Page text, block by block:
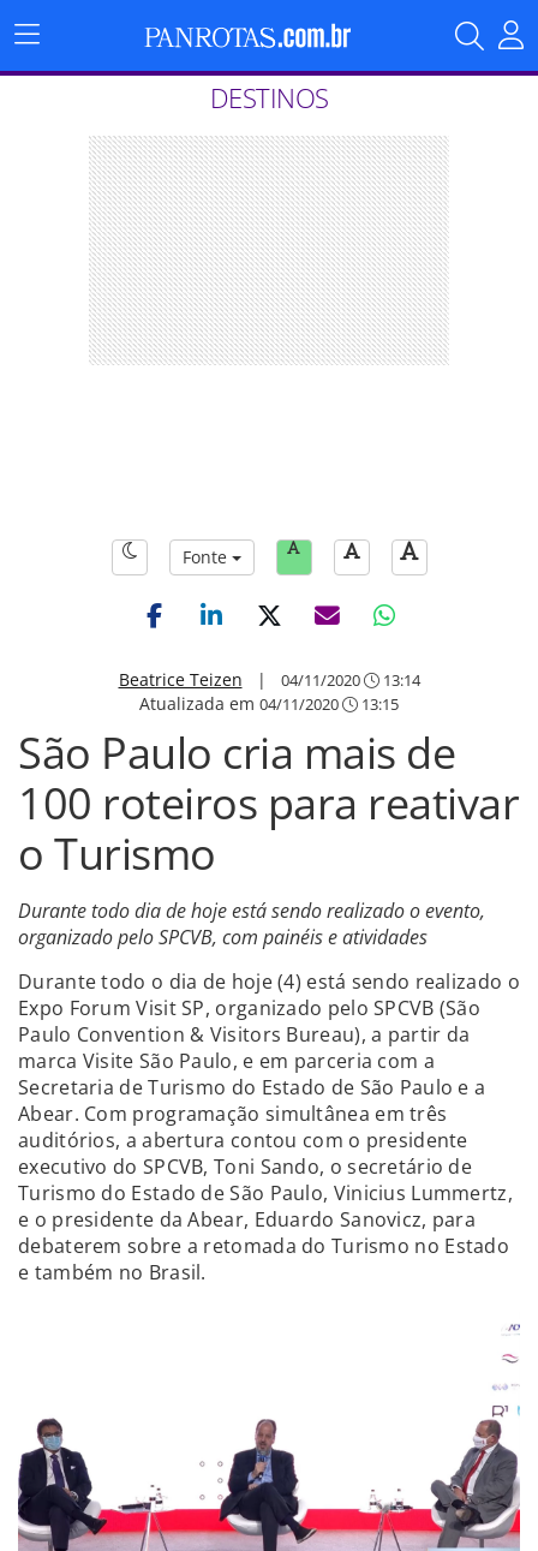
Menu
Principal
DESTINOS
Fonte
Beatrice Teizen | 04/11/2020 13:14
Atualizada em 04/11/2020 13:15
São Paulo cria mais de
100 roteiros para reativar
o Turismo
Durante todo dia de hoje está sendo realizado o evento,
organizado pelo SPCVB, com painéis e atividades
Durante todo o dia de hoje (4) está sendo realizado o
Expo Forum Visit SP, organizado pelo SPCVB (São
Paulo Convention & Visitors Bureau), a partir da
marca Visite São Paulo, e em parceria com a
Secretaria de Turismo do Estado de São Paulo e a
Abear. Com programação simultânea em três
auditórios, a abertura contou com o presidente
executivo do SPCVB, Toni Sando, o secretário de
Turismo do Estado de São Paulo, Vinicius Lummertz,
e o presidente da Abear, Eduardo Sanovicz, para
debaterem sobre a retomada do Turismo no Estado
e também no Brasil.